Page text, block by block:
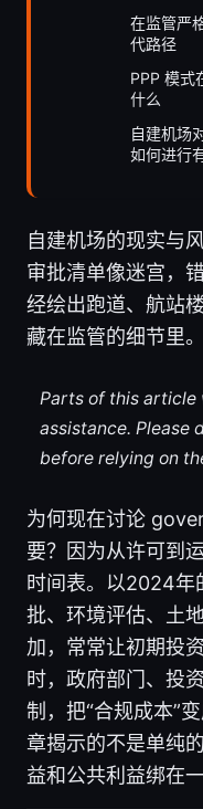
在监管严
代路径
PPP 模式
什么
自建机场
如何进行
自建机场的现实与
审批清单像迷宫，
经绘出跑道、航站
藏在监管的细节里。
Parts of this article
assistance. Please
before relying on
为何现在讨论
要？因为从许可到
时间表。以2024年
批、环境评估、土
加，常常让初期投
时，政府部门、投
制，把“合规成本”
章揭示的不是单纯
益和公共利益绑在